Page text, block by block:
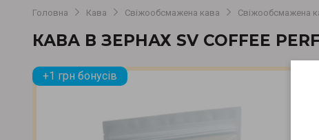
Головна Кава Свіжообсмажена кава Свіжообсмажена
КАВА В ЗЕРНАХ SV COFFEE
+1 грн бонусів